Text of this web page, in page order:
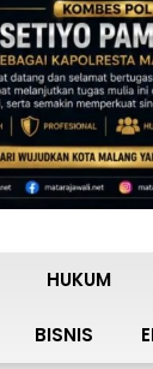
HUKUM
BISNIS